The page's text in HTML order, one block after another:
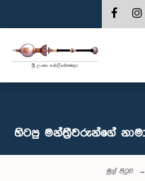
හිටපු මන්ත්‍රීවරුන්ගේ
මුල් පිටුව